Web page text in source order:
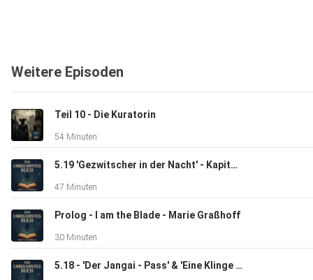
https://www.instagram.com/
Wir freuen uns auf Euch! :D
Hosted on Acast. See acast.com/privacy for more information.
Weitere Episoden
Teil 10 - Die Kuratorin
54 Minuten
5.19 'Gezwitscher in der Nacht' - Kapitel 22 Das Rad der Zeit 5
47 Minuten
Prolog - I am the Blade - Marie Graßhoff
30 Minuten
5.18 - 'Der Jangai - Pass' & 'Eine Klinge zum Geschenk' - Das Rad der Zeit 5